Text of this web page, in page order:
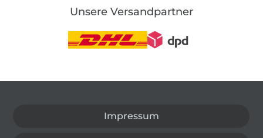
Unsere Versandpartner
Impressum